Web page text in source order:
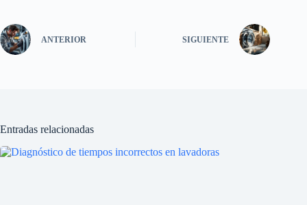
ANTERIOR SIGUIENTE
Entradas relacionadas